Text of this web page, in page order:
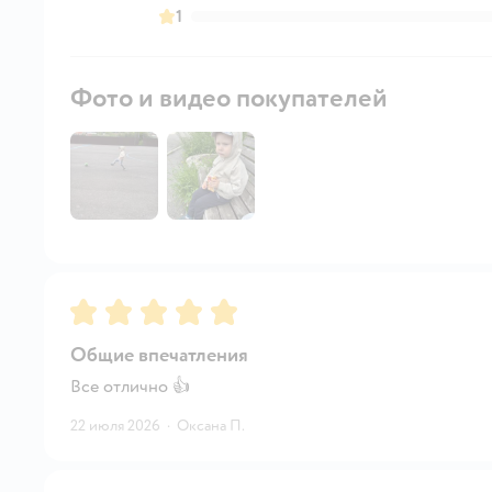
1
Фото и видео покупателей
Рейтинг:5
Общие впечатления
Все отлично 👍
22 июля 2026 · Оксана П.